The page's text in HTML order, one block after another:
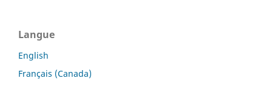
Langue
English
Français (Canada)